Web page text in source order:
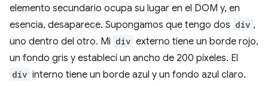
elemento secundario ocupa su lugar en el DOM y, en
esencia, desaparece. Supongamos que tengo dos div ,
uno dentro del otro. Mi div externo tiene un borde rojo,
un fondo gris y establecí un ancho de 200 píxeles. El
div interno tiene un borde azul y un fondo azul claro.